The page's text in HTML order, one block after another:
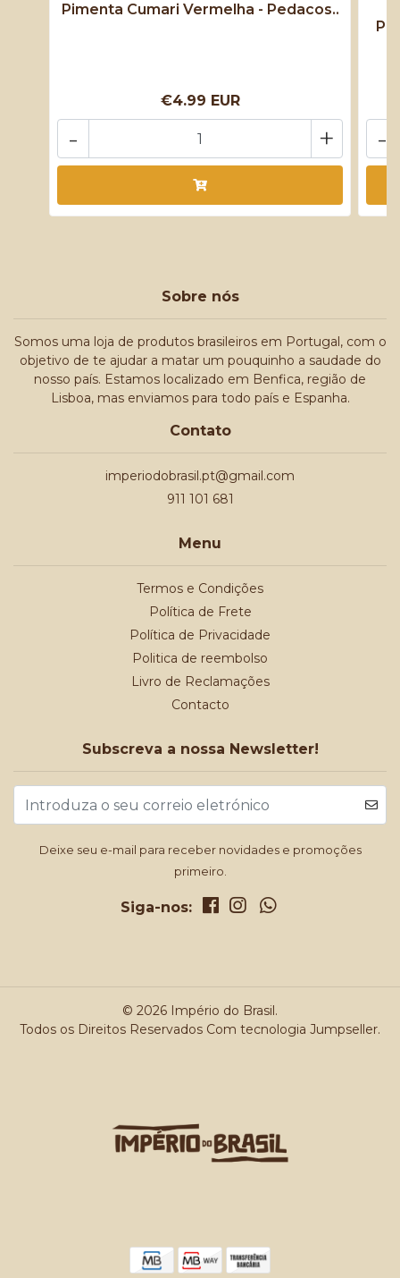
Pimenta Cumari Vermelha - Pedacos..
€4.99 EUR
+
- -
Sobre nós
Somos uma loja de produtos brasileiros em Portugal, com o
objetivo de te ajudar a matar um pouquinho a saudade do
nosso país. Estamos localizado em Benfica, região de
Lisboa, mas enviamos para todo país e Espanha.
Contato
imperiodobrasil.pt@gmail.com
911 101 681
Menu
Termos e Condições
Política de Frete
Política de Privacidade
Politica de reembolso
Livro de Reclamações
Contacto
Subscreva a nossa Newsletter!
Deixe seu e-mail para receber novidades e promoções
primeiro.
Siga-nos:
© 2026 Império do Brasil.
Todos os Direitos Reservados Com tecnologia Jumpseller.